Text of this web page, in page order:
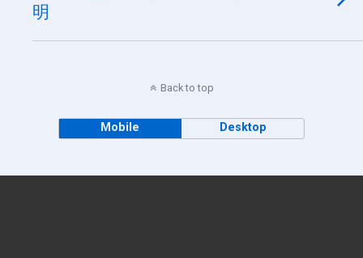
明
Back to top
Mobile Desktop